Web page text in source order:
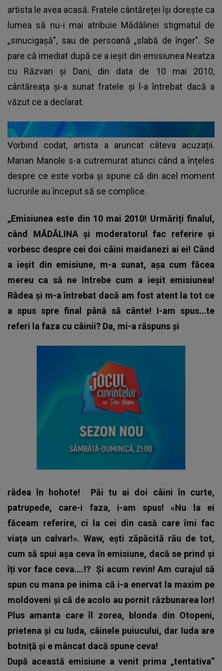
artista le avea acasă. Fratele cântăreței își dorește ca
lumea să nu-i mai atribuie Mădălinei stigmatul de
„sinucigașă", sau de persoană „slabă de înger". Se
pare că imediat după ce a ieșit din emisiunea Neatza
cu Răzvan și Dani, din data de 10 mai 2010,
cântăreața și-a sunat fratele și l-a întrebat dacă a
văzut ce a declarat.
Vorbind codat, artista a aruncat câteva acuzații.
Marian Manole s-a cutremurat atunci când a înțeles
despre ce este vorba și spune că din acel moment
lucrurile au început să se complice.
„Emisiunea este din 10 mai 2010! Urmăriți finalul,
când MĂDĂLINA și moderatorul fac referire și
vorbesc despre cei doi câini maidanezi ai ei! Când
a ieșit din emisiune, m-a sunat, așa cum făcea
mereu ca să ne întrebe cum a ieșit emisiunea!
Râdea și m-a întrebat dacă am fost atent la tot ce
a spus spre final până să cânte! I-am spus…te
referi la faza cu câinii? Da, mi-a răspuns și
râdea în hohote! Păi tu ai doi câini în curte,
patrupede, care-i faza, i-am spus! «Nu la ei
făceam referire, ci la cei din casă care îmi fac
viața un calvar!». Waw, ești zăpăcită rău de tot,
cum să spui așa ceva în emisiune, dacă se prind și
îți vor face ceva….!? Și acum revin! Am curajul să
spun cu mana pe inima că i-a enervat la maxim pe
moldoveni și că de acolo au pornit răzbunarea lor!
Plus amanta care îl zorea, blonda din Otopeni,
prietena și cu Iuda, câinele puiucului, dar Iuda are
botniță și e mâncat dacă spune ceva!
După această emisiune a venit prima „tentativa”